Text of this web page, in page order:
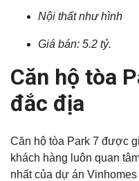
Nội thất như hình
Giá bán: 5.2 tỷ.
Căn hộ tòa
đắc địa
Căn hộ tòa Park 7 được
khách hàng luôn quan
nhất của dự án